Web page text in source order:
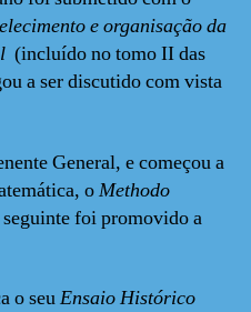
e organisação da
(incluído no tomo II das
a ser discutido com vista
General, e começou a
oMethodo
foi promovido a
o seuEnsaio Histórico